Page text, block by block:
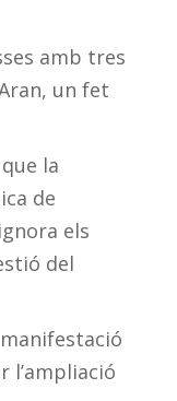
amb tres
un fet
la
de
els
del
l’ampliació